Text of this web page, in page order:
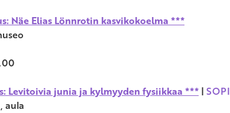
Näe Elias Lönnrotin kasvikokoelma ***
Levitoivia junia ja kylmyyden fysiikkaa *** |
aula